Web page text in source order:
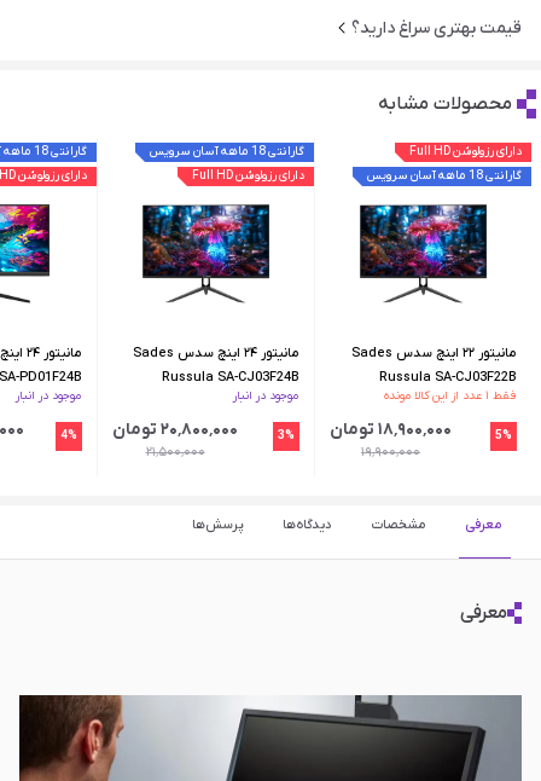
قیمت بهتری سراغ دارید؟
محصولات مشابه
دارای رزولوشن Full HD
گارانتی 18 ماهه آسان سرویس
مانیتور ۲۲ اینچ سدس Sades
Russula SA-CJ03F22B
فقط ۱ عدد از این کالا مونده
5% ۱۸٬۹۰۰٬۰۰۰ تومان
۱۹٬۹۰۰٬۰۰۰
گارانتی 18 ماهه آسان سرویس
دارای رزولوشن Full HD
مانیتور ۲۴ اینچ سدس Sades
Russula SA-CJ03F24B
موجود در انبار
3% ۲۰٬۸۰۰٬۰۰۰ تومان
۲۱٬۵۰۰٬۰۰۰
گارانتی 18 ماهه آسان سرویس
دارای رزولوشن Full HD
PD01F24B
موجود در انبار
4%
معرفی مشخصات دیدگاه‌ها پرسش‌ها
معرفی